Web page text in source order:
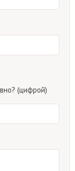
(цифрой)